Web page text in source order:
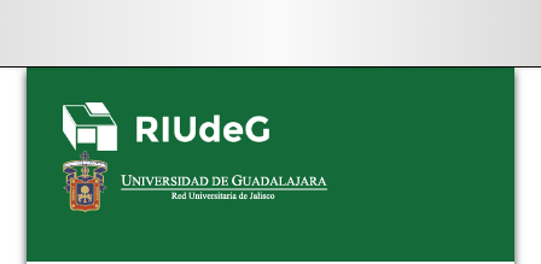
Skip
navigation